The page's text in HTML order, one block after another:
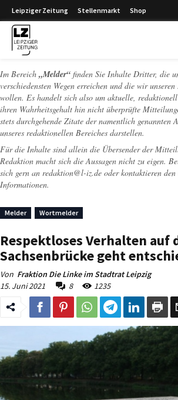
Leipziger Zeitung Stellenmarkt Shop
Im Bereich „Melder“ finden Sie Inhalte Dritter, die
verschiedensten Wegen erreichen und die wir
wollen. Es handelt sich also um aktuelle,
ihren Wahrheitsgehalt hin nicht überprüfte
stets durchgehende Zitate der namentlich genannten
unseres redaktionellen Bereiches darstellen.
Für die Inhalte sind allein die Übersender der
Redaktion macht sich die Aussagen nicht zu eigen.
sich gern an redaktion@l-iz.de oder kontaktieren den
Informationen.
Melder Wortmelder
Respektloses Verhalten auf
Sachsenbrücke geht
Von Fraktion Die Linke im Stadtrat Leipzig
15. Juni 2021
8 1235